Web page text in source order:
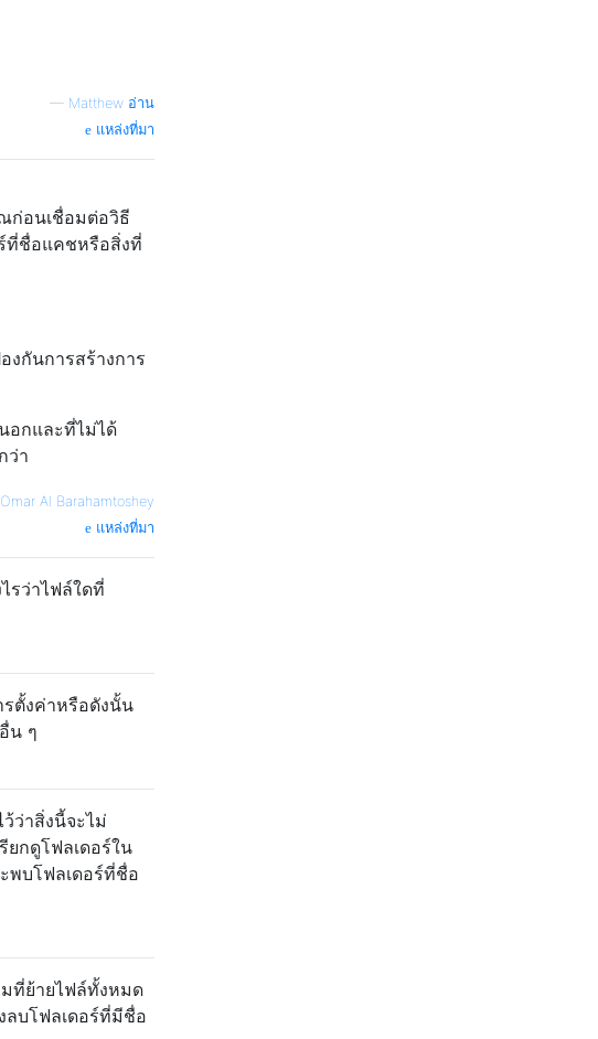
— Matthew อ่าน
แหล่งที่มา
ก่อนเชื่อมต่อวิธี
ที่ชื่อแคชหรือสิ่งที่
งกันการสร้างการ
อกและที่ไม่ได้
ว่า
Omar Al Barahamtoshey
แหล่งที่มา
รว่าไฟล์ใดที่
ตั้งค่าหรือดังนั้น
น ๆ
ว่าสิ่งนี้จะไม่
กดูโฟลเดอร์ใน
บโฟลเดอร์ที่ชื่อ
ที่ย้ายไฟล์ทั้งหมด
ลบโฟลเดอร์ที่มีชื่อ